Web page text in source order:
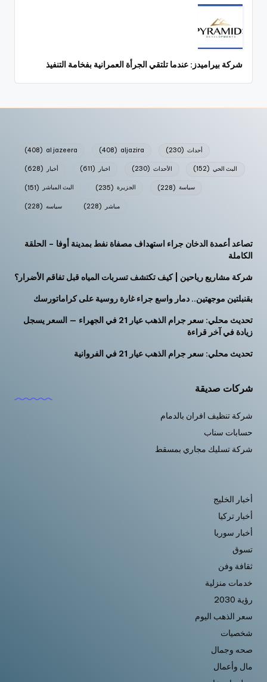
شركة بيراميدز: عندما تلتقي الجرأة العمرانية بفخامة التنفيذ
al jazeera
(408) aljazira
(408) أحداث (230)
أخبار (628) اخبار (611) الأحداث (230) البث الحي (152)
البث المباشر (151) الجزيرة (235) سياسة (228)
سياسه (228) مباشر (228)
تصاعد أعمدة الدخان جراء استهداف مصفاة نفط بمدينة أوفا – الحلقة
الكاملة
شركة مشاريع رياحين | كيف تكتشف تسربات المياه قبل تفاقم الأضرار؟
بقنبلتين موجهتين.. دمار واسع جراء غارة روسية على كراماتورسك
تحديث محلي: سعر جرام الذهب عيار 21 في الجهراء — السعر يسجل
زيادة في آخر قراءة
تحديث محلي: سعر جرام الذهب عيار 21 في الفروانية
شركات صديقة
شركة تنظيف افران بالدمام
حسابات سناب
شركة تسليك مجاري بمسقط
أخبار الخليج
أخبار تركيا
أخبار سوريا
تسوق
ثقافة وفن
خدمات منزلية
رؤية 2030
سعر الذهب اليوم
شخصيات
صحه وجمال
مال وأعمال